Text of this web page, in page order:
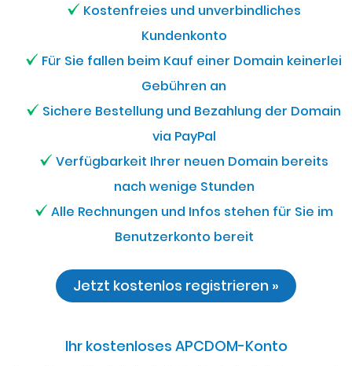
Kostenfreies und unverbindliches
Kundenkonto
Für Sie fallen beim Kauf einer Domain keinerlei
Gebühren an
Sichere Bestellung und Bezahlung der Domain
via PayPal
Verfügbarkeit Ihrer neuen Domain bereits
nach wenige Stunden
Alle Rechnungen und Infos stehen für Sie im
Benutzerkonto bereit
Jetzt kostenlos registrieren »
Ihr kostenloses APCDOM-Konto